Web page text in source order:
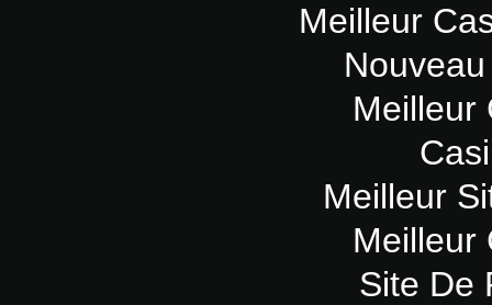
Meilleur
Meilleur
Meilleur
Meilleur
Site De